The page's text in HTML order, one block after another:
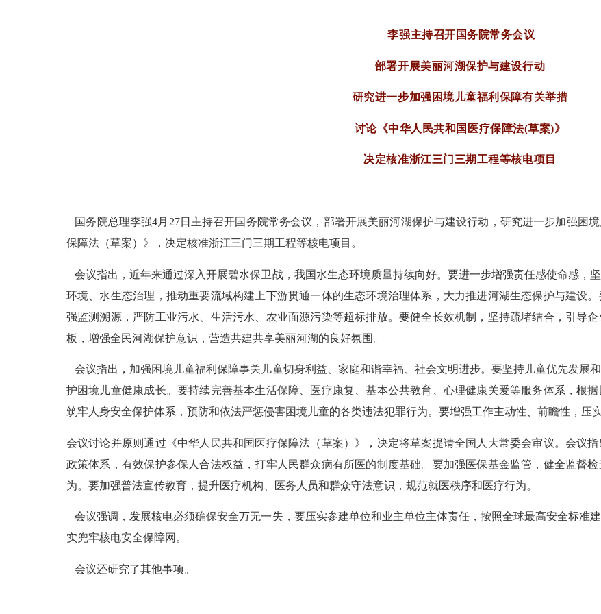
李强主持召开国务院常务会议
部署开展美丽河湖保护与建设行动
研究进一步加强困境儿童福利保障有关举措
讨论《中华人民共和国医疗保障法(草案)》
决定核准浙江三门三期工程等核电项目
国务院总理李强4月27日主持召开国务院常务会议，部署开展美丽河湖保护与建设行动，研究进一步加强困
保障法（草案）》，决定核准浙江三门三期工程等核电项目。
会议指出，近年来通过深入开展碧水保卫战，我国水生态环境质量持续向好。要进一步增强责任感使命感，
环境、水生态治理，推动重要流域构建上下游贯通一体的生态环境治理体系，大力推进河湖生态保护与建设
强监测溯源，严防工业污水、生活污水、农业面源污染等超标排放。要健全长效机制，坚持疏堵结合，引导
板，增强全民河湖保护意识，营造共建共享美丽河湖的良好氛围。
会议指出，加强困境儿童福利保障事关儿童切身利益、家庭和谐幸福、社会文明进步。要坚持儿童优先发展
护困境儿童健康成长。要持续完善基本生活保障、医疗康复、基本公共教育、心理健康关爱等服务体系，根
筑牢人身安全保护体系，预防和依法严惩侵害困境儿童的各类违法犯罪行为。要增强工作主动性、前瞻性，压
会议讨论并原则通过《中华人民共和国医疗保障法（草案）》，决定将草案提请全国人大常委会审议。会议
政策体系，有效保护参保人合法权益，打牢人民群众病有所医的制度基础。要加强医保基金监管，健全监督
为。要加强普法宣传教育，提升医疗机构、医务人员和群众守法意识，规范就医秩序和医疗行为。
会议强调，发展核电必须确保安全万无一失，要压实参建单位和业主单位主体责任，按照全球最高安全标准
实兜牢核电安全保障网。
会议还研究了其他事项。